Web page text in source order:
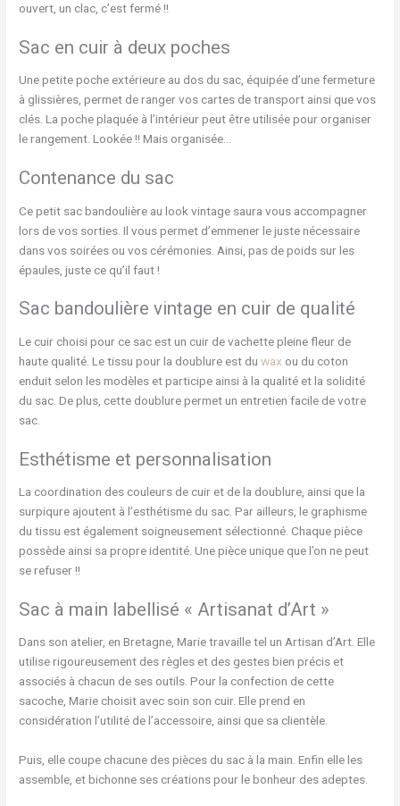
ouvert, un clac, c’est fermé !!
Sac en cuir à deux poches
Une petite poche extérieure au dos du sac, équipée d’une fermeture
à glissières, permet de ranger vos cartes de transport ainsi que vos
clés. La poche plaquée à l’intérieur peut être utilisée pour organiser
le rangement. Lookée !! Mais organisée…
Contenance du sac
Ce petit sac bandoulière au look vintage saura vous accompagner
lors de vos sorties. Il vous permet d’emmener le juste nécessaire
dans vos soirées ou vos cérémonies. Ainsi, pas de poids sur les
épaules, juste ce qu’il faut !
Sac bandoulière vintage en cuir de qualité
Le cuir choisi pour ce sac est un cuir de vachette pleine fleur de
haute qualité. Le tissu pour la doublure est duwax ou du coton
enduit selon les modèles et participe ainsi à la qualité et la solidité
du sac. De plus, cette doublure permet un entretien facile de votre
sac.
Esthétisme et personnalisation
La coordination des couleurs de cuir et de la doublure, ainsi que la
surpiqure ajoutent à l’esthétisme du sac. Par ailleurs, le graphisme
du tissu est également soigneusement sélectionné. Chaque pièce
possède ainsi sa propre identité. Une pièce unique que l’on ne peut
se refuser !!
Sac à main labellisé « Artisanat d’Art »
Dans son atelier, en Bretagne, Marie travaille tel un Artisan d’Art. Elle
utilise rigoureusement des règles et des gestes bien précis et
associés à chacun de ses outils. Pour la confection de cette
sacoche, Marie choisit avec soin son cuir. Elle prend en
considération l’utilité de l’accessoire, ainsi que sa clientèle.
Puis, elle coupe chacune des pièces du sac à la main. Enfin elle les
assemble, et bichonne ses créations pour le bonheur des adeptes.